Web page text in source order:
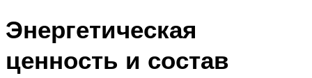
Энергетическая
ценность и состав